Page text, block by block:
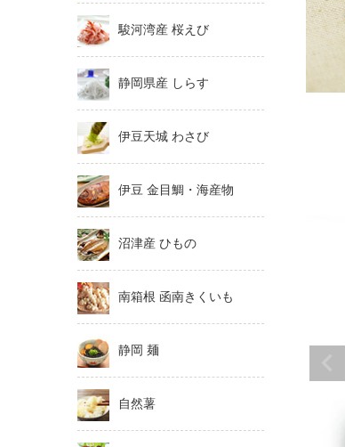
駿河湾産 桜えび
静岡県産 しらす
伊豆天城 わさび
伊豆 金目鯛・海産物
沼津産 ひもの
南箱根 函南きくいも
静岡 麺
自然薯